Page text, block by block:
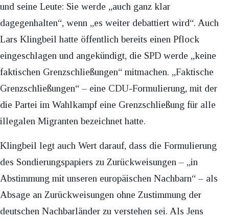
und seine Leute: Sie werde „auch ganz klar
dagegenhalten“, wenn „es weiter debattiert wird“. Auch
Lars Klingbeil hatte öffentlich bereits einen Pflock
eingeschlagen und angekündigt, die SPD werde „keine
faktischen Grenzschließungen“ mitmachen. „Faktische
Grenzschließungen“ – eine CDU-Formulierung, mit der
die Partei im Wahlkampf eine Grenzschließung für alle
illegalen Migranten bezeichnet hatte.
Klingbeil legt auch Wert darauf, dass die Formulierung
des Sondierungspapiers zu Zurückweisungen – „in
Abstimmung mit unseren europäischen Nachbarn“ – als
Absage an Zurückweisungen ohne Zustimmung der
deutschen Nachbarländer zu verstehen sei. Als Jens